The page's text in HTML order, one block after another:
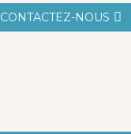
CONTACTEZ-NOUS